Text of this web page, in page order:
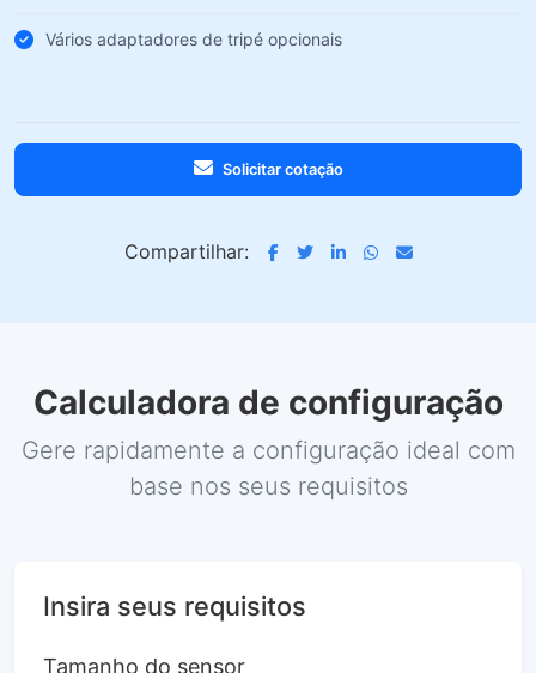
Vários adaptadores de tripé opcionais
Solicitar cotação
Compartilhar:
Calculadora de configuração
Gere rapidamente a configuração ideal com
base nos seus requisitos
Insira seus requisitos
Tamanho do sensor